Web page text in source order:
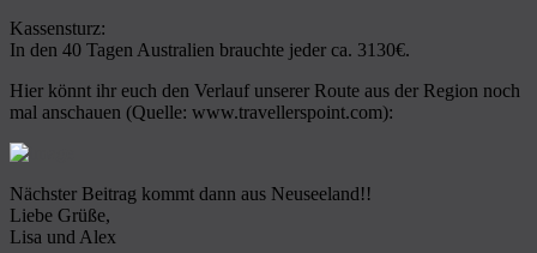
Kassensturz:
In den 40 Tagen Australien brauchte jeder ca. 3130€.
Hier könnt ihr euch den Verlauf unserer Route aus der Region noch
mal anschauen (Quelle: www.travellerspoint.com):
Nächster Beitrag kommt dann aus Neuseeland!!
Liebe Grüße,
Lisa und Alex